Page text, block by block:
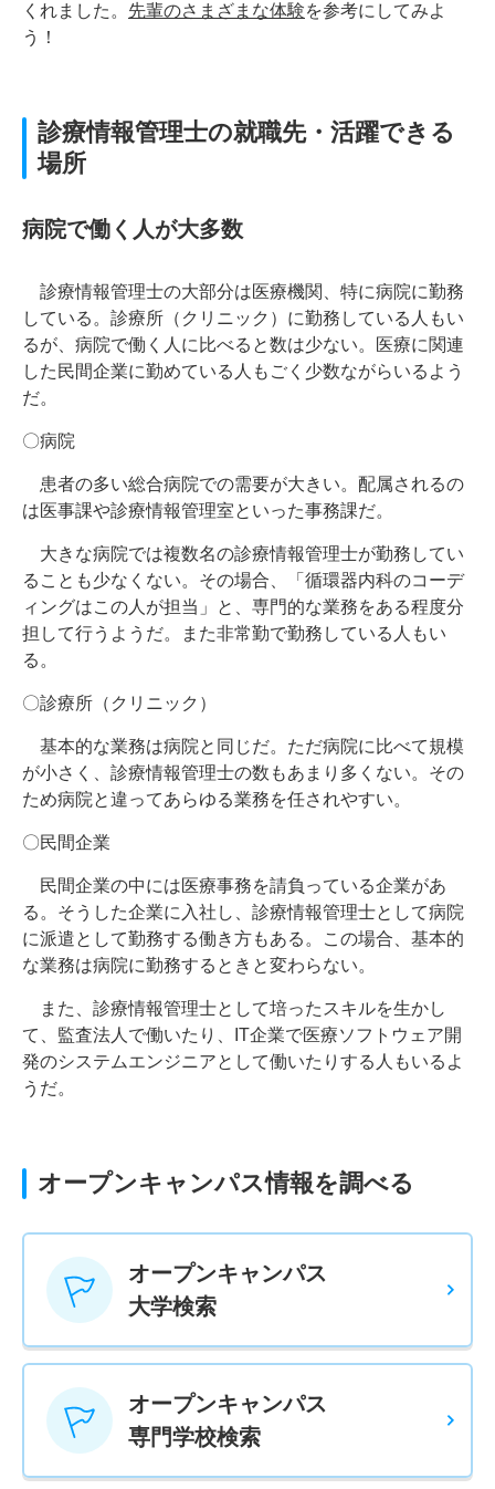
くれました。 先輩のさまざまな体験を参考にしてみよ
う！
診療情報管理士の就職先・活躍できる
場所
病院で働く人が大多数
診療情報管理士の大部分は医療機関、特に病院に勤務
している。診療所（クリニック）に勤務している人もい
るが、病院で働く人に比べると数は少ない。医療に関連
した民間企業に勤めている人もごく少数ながらいるよう
だ。
〇病院
患者の多い総合病院での需要が大きい。配属されるの
は医事課や診療情報管理室といった事務課だ。
大きな病院では複数名の診療情報管理士が勤務してい
ることも少なくない。その場合、「循環器内科のコーデ
ィングはこの人が担当」と、専門的な業務をある程度分
担して行うようだ。また非常勤で勤務している人もい
る。
〇診療所（クリニック）
基本的な業務は病院と同じだ。ただ病院に比べて規模
が小さく、診療情報管理士の数もあまり多くない。その
ため病院と違ってあらゆる業務を任されやすい。
〇民間企業
民間企業の中には医療事務を請負っている企業があ
る。そうした企業に入社し、診療情報管理士として病院
に派遣として勤務する働き方もある。この場合、基本的
な業務は病院に勤務するときと変わらない。
また、診療情報管理士として培ったスキルを生かし
て、監査法人で働いたり、IT企業で医療ソフトウェア開
発のシステムエンジニアとして働いたりする人もいるよ
うだ。
オープンキャンパス情報を調べる
オープンキャンパス
大学検索
オープンキャンパス
専門学校検索